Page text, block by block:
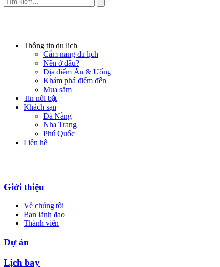
Thông tin du lịch
Cẩm nang du lịch
Nên ở đâu?
Địa điểm Ăn & Uống
Khám phá điểm đến
Mua sắm
Tin nổi bật
Khách sạn
Đà Nẵng
Nha Trang
Phú Quốc
Liên hệ
Giới thiệu
Về chúng tôi
Ban lãnh đạo
Thành viên
Dự án
Lịch bay